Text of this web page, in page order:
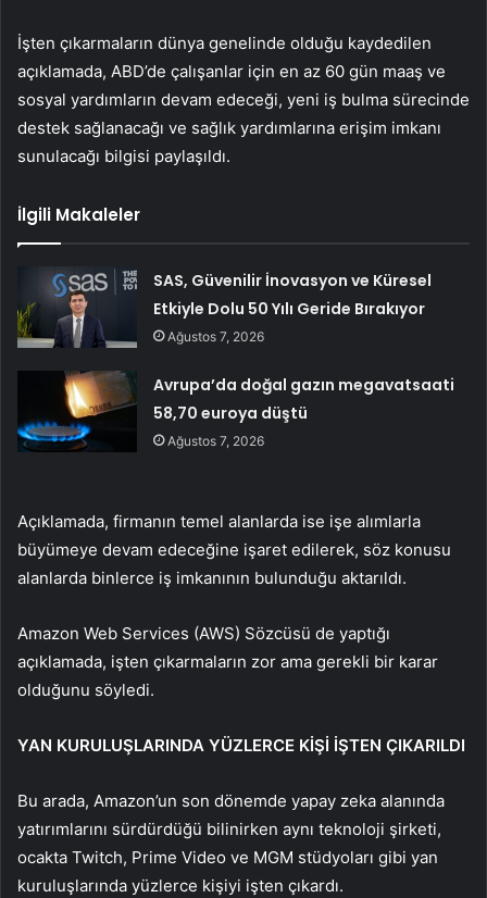
İşten çıkarmaların dünya genelinde olduğu kaydedilen
açıklamada, ABD’de çalışanlar için en az 60 gün maaş ve
sosyal yardımların devam edeceği, yeni iş bulma sürecinde
destek sağlanacağı ve sağlık yardımlarına erişim imkanı
sunulacağı bilgisi paylaşıldı.
İlgili Makaleler
SAS, Güvenilir İnovasyon ve Küresel
Etkiyle Dolu 50 Yılı Geride Bırakıyor
Ağustos 7, 2026
Avrupa’da doğal gazın megavatsaati
58,70 euroya düştü
Ağustos 7, 2026
Açıklamada, firmanın temel alanlarda ise işe alımlarla
büyümeye devam edeceğine işaret edilerek, söz konusu
alanlarda binlerce iş imkanının bulunduğu aktarıldı.
Amazon Web Services (AWS) Sözcüsü de yaptığı
açıklamada, işten çıkarmaların zor ama gerekli bir karar
olduğunu söyledi.
YAN KURULUŞLARINDA YÜZLERCE KİŞİ İŞTEN ÇIKARILDI
Bu arada, Amazon’un son dönemde yapay zeka alanında
yatırımlarını sürdürdüğü bilinirken aynı teknoloji şirketi,
ocakta Twitch, Prime Video ve MGM stüdyoları gibi yan
kuruluşlarında yüzlerce kişiyi işten çıkardı.